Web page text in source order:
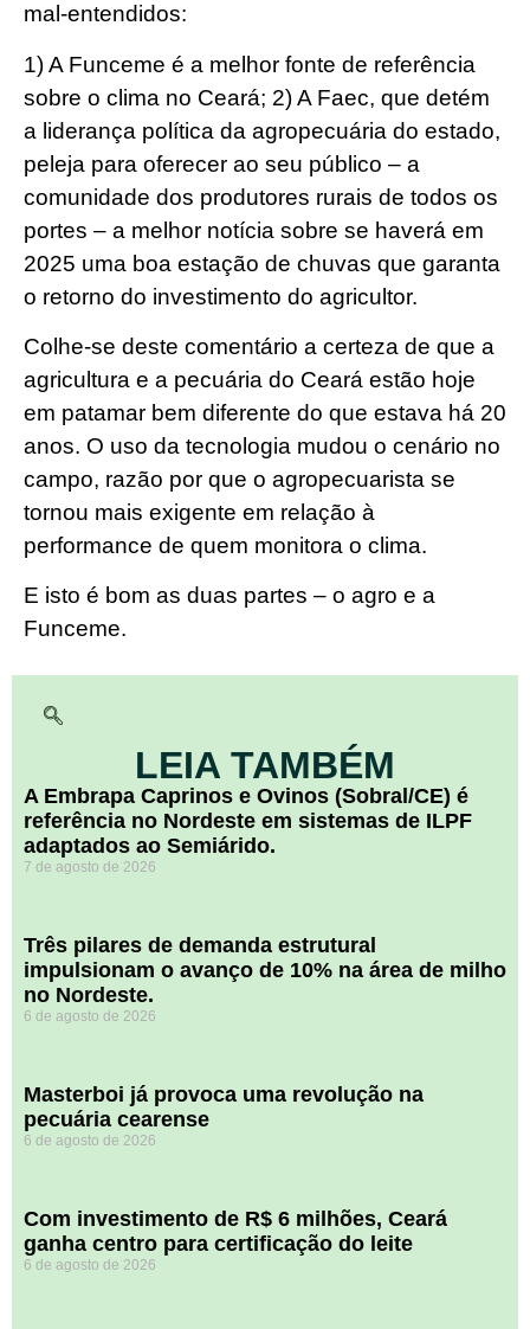
mal-entendidos:
1) A Funceme é a melhor fonte de referência
sobre o clima no Ceará; 2) A Faec, que detém
a liderança política da agropecuária do estado,
peleja para oferecer ao seu público – a
comunidade dos produtores rurais de todos os
portes – a melhor notícia sobre se haverá em
2025 uma boa estação de chuvas que garanta
o retorno do investimento do agricultor.
Colhe-se deste comentário a certeza de que a
agricultura e a pecuária do Ceará estão hoje
em patamar bem diferente do que estava há 20
anos. O uso da tecnologia mudou o cenário no
campo, razão por que o agropecuarista se
tornou mais exigente em relação à
performance de quem monitora o clima.
E isto é bom as duas partes – o agro e a
Funceme.
LEIA TAMBÉM
A Embrapa Caprinos e Ovinos (Sobral/CE) é
referência no Nordeste em sistemas de ILPF
adaptados ao Semiárido.
7 de agosto de 2026
​Três pilares de demanda estrutural
impulsionam o avanço de 10% na área de milho
no Nordeste.
6 de agosto de 2026
Masterboi já provoca uma revolução na
pecuária cearense
6 de agosto de 2026
Com investimento de R$ 6 milhões, Ceará
ganha centro para certificação do leite
6 de agosto de 2026